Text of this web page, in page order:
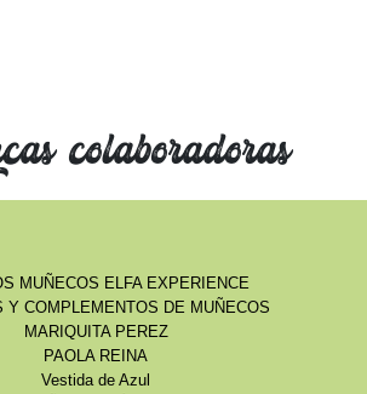
colaboradoras
MUÑECOS ELFA EXPERIENCE
Y COMPLEMENTOS DE MUÑECOS
MARIQUITA PEREZ
PAOLA REINA
Vestida de Azul